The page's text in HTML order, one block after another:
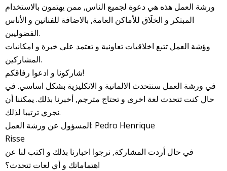
ورشة العمل هذه هي دعوة لجميع الناس, ممن يهتمون بالاستخدام
المبتكر و الخلَاق للأماكن العامة, بالاضافة للفنانين و الأناس
الفضوليين.
وؤشة العمل تتبع اخلاقيات تعاونية و تعتمد على خبرة و امكانيات
المشاركين.
شاركونا و ادعوا رفاقكم!
في ورشة العمل سنتحدث الالمانية و الانكليزية بشكل اساسي. في
حال كنت تتحدث لغة اخرى و تحتاج مترجم, أخبرنا بذلك. يمكننا أن
نجري ترتيبا لذلك.
المسؤول عن ورشة العمل: Pedro Henrique
Risse
في حال أردت المشاركة, نرجوا اخبارنا بذلك و اكتب لنا عن
اهتماماتك و أي لغات تتحدث؟